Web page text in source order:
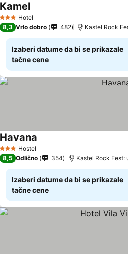
3 Zvezdice
Hotel
Kamel
8,3 Vrlo dobro 482 Kastel Rock
Izaberi datume da bi se prikazale
tačne cene
3 Zvezdice
Hostel
Havana
8,5 Odlično 354 Kastel Rock Fest:
Izaberi datume da bi se prikazale
tačne cene